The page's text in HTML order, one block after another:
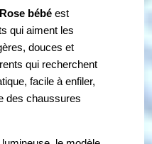
bébé est
qui aiment les
douces et
qui recherchent
facile à enfiler,
des chaussures